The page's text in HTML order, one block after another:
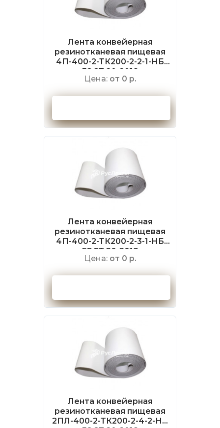
Лента конвейерная
резинотканевая пищевая
4П-400-2-ТК200-2-2-1-НБ
ГОСТ 20-2018
Цена: от 0 р.
Лента конвейерная
резинотканевая пищевая
4П-400-2-ТК200-2-3-1-НБ
ГОСТ 20-2018
Цена: от 0 р.
Лента конвейерная
резинотканевая пищевая
2ПЛ-400-2-ТК200-2-4-2-НБ